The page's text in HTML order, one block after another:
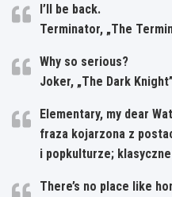
I’ll be back.
Terminator, „The
Why so serious?
Joker, „The Dark
Elementary, my dear
fraza kojarzona z
i popkulturze;
There’s no place like